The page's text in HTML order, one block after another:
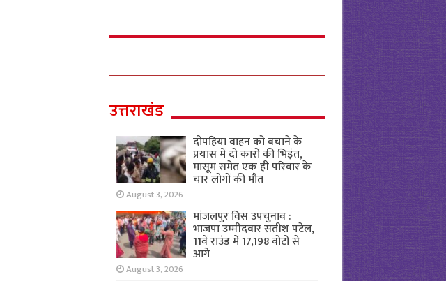
उत्तराखंड
दोपहिया वाहन को बचाने के
प्रयास में दो कारों की भिड़ंत,
मासूम समेत एक ही परिवार के
चार लोगों की मौत
August 3, 2026
मांजलपुर विस उपचुनाव :
भाजपा उम्मीदवार सतीश पटेल,
11वें राउंड में 17,198 वोटों से
आगे
August 3, 2026